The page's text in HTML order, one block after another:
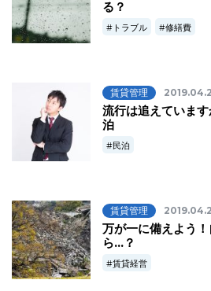
る？
トラブル 修繕費
賃貸管理
流行は追えていま
泊
民泊
賃貸管理
万が一に備えよう
ら…？
賃貸経営